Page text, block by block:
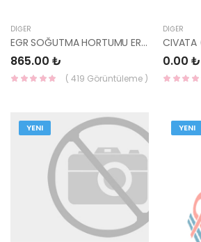
DIĞER
EGR SOĞUTMA HORTUMU ERA 25671-2A150-HMC
865.00 ₺
( 419 Görüntüleme )
DIĞER
0.00 ₺
YENI YENI